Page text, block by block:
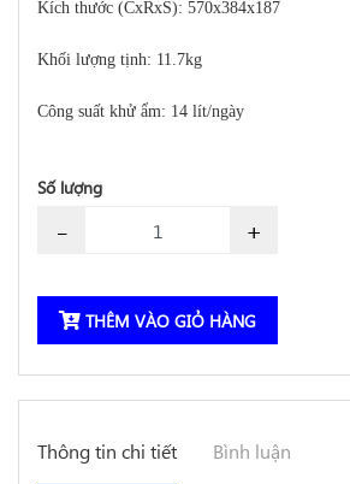
Kích thước (CxRxS): 570x384x187
Khối lượng tịnh: 11.7kg
Công suất khử ẩm: 14 lít/ngày
Số lượng
- +
THÊM VÀO GIỎ HÀNG
Thông tin chi tiết Bình luận